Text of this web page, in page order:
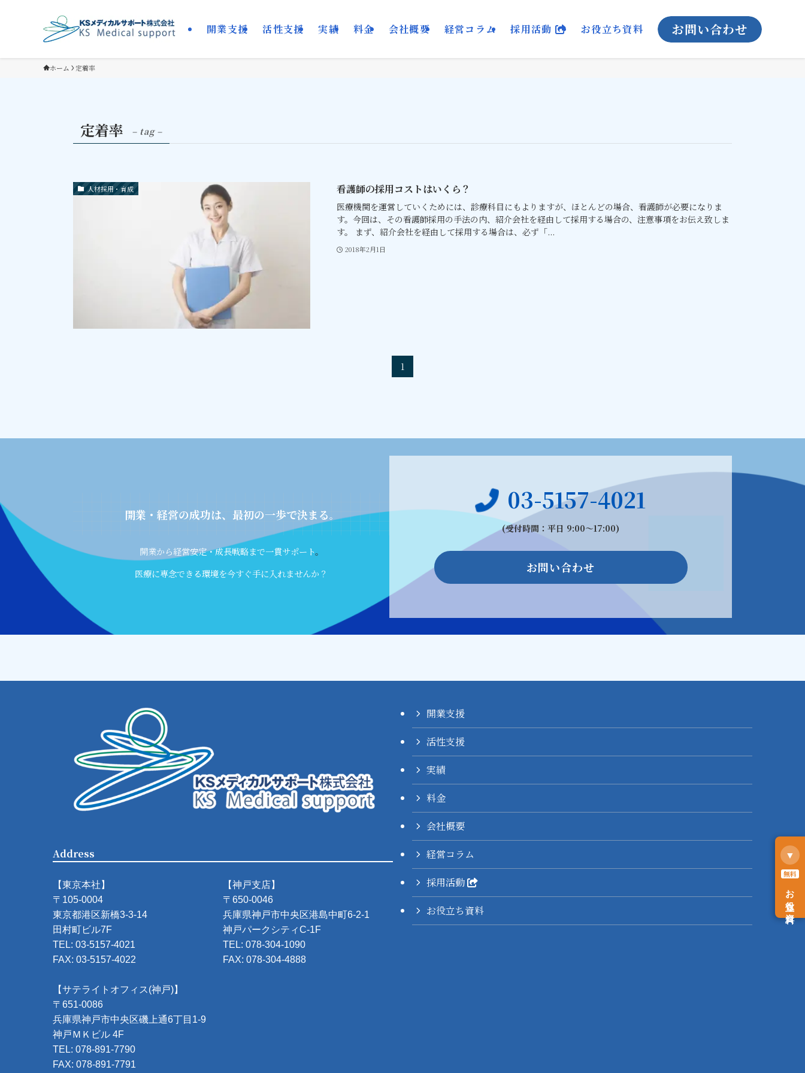
開業支援 活性支援 実績 料金 会社概要 経営コラム 採用活動 お役立ち資料 お問い合わせ
ホーム 定着率
定着率 – tag –
人材採用・育成 看護師の採用コストはいくら？
医療機関を運営していくためには、診療科目にもよりますが、ほとんどの場合、看護師が必要になりま
す。今回は、その看護師採用の手法の内、紹介会社を経由して採用する場合の、注意事項をお伝え致しま
す。 まず、紹介会社を経由して採用する場合は、必ず「...
2018年2月1日
1
開業・経営の成功は、最初の一歩で決まる。
開業から経営安定・成長戦略まで一貫サポート。
医療に専念できる環境を今すぐ手に入れませんか？
03-5157-4021
(受付時間：平日 9:00〜17:00)
お問い合わせ
Address
【東京本社】
〒105-0004
東京都港区新橋3-3-14
田村町ビル7F
TEL: 03-5157-4021
FAX: 03-5157-4022
【神戸支店】
〒650-0046
兵庫県神戸市中央区港島中町6-2-1
神戸パークシティC-1F
TEL: 078-304-1090
FAX: 078-304-4888
【サテライトオフィス(神戸)】
〒651-0086
兵庫県神戸市中央区磯上通6丁目1-9
神戸ＭＫビル 4F
TEL: 078-891-7790
FAX: 078-891-7791
開業支援
活性支援
実績
料金
会社概要
経営コラム
採用活動
お役立ち資料
▼
無料
お役立ち資料